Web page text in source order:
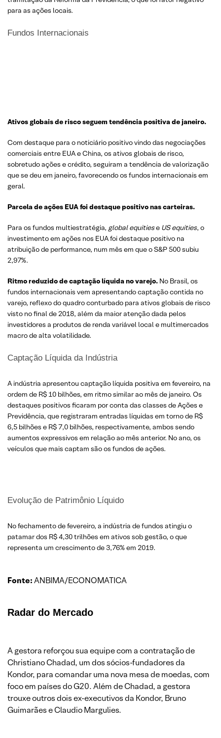
para as ações locais.
Fundos Internacionais
Ativos globais de risco seguem tendência positiva de janeiro.
Com destaque para o noticiário positivo vindo das negociações
comerciais entre EUA e China, os ativos globais de risco,
sobretudo ações e crédito, seguiram a tendência de valorização
que se deu em janeiro, favorecendo os fundos internacionais em
geral.
Parceladeações EUAfoidestaquepositivonascarteiras.
Para os fundos multiestratégia, globalequitiese USequities, o
investimento em ações nos EUA foi destaque positivo na
atribuição de performance, num mês em que o S&P 500 subiu
2,97%.
Ritmoreduzidodecaptaçãolíquidanovarejo. No Brasil, os
fundos internacionais vem apresentando captação contida no
varejo, reflexo do quadro conturbado para ativos globais de risco
visto no final de 2018, além da maior atenção dada pelos
investidores a produtos de renda variável local e multimercados
macro de alta volatilidade.
Captação Líquida da Indústria
A indústria apresentou captação líquida positiva em fevereiro, na
ordem de R$ 10 bilhões, em ritmo similar ao mês de janeiro. Os
destaques positivos ficaram por conta das classes de Ações e
Previdência, que registraram entradas líquidas em torno de R$
6,5 bilhões e R$ 7,0 bilhões, respectivamente, ambos sendo
aumentos expressivos em relação ao mês anterior. No ano, os
veículos que mais captam são os fundos de ações.
Evolução de Patrimônio Líquido
No fechamento de fevereiro, a indústria de fundos atingiu o
patamar dos R$ 4,30 trilhões em ativos sob gestão, o que
representa um crescimento de 3,76% em 2019.
Fonte:ANBIMA/ECONOMATICA
Radar do Mercado
A gestora reforçou sua equipe com a contratação de
Christiano Chadad, um dos sócios-fundadores da
Kondor, para comandar uma nova mesa de moedas, com
foco em países do G20. Além de Chadad, a gestora
trouxe outros dois ex-executivos da Kondor, Bruno
Guimarães e Claudio Margulies.